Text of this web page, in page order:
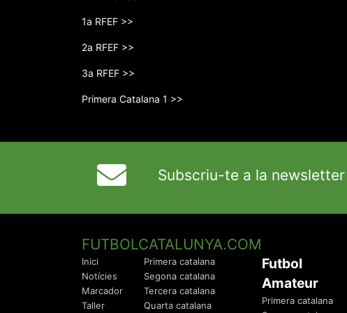
1a RFEF >>
2a RFEF >>
3a RFEF >>
Primera Catalana 1 >>
Subscriu-te a la newsletter
FUTBOLCATALUNYA.COM
Inici
Notícies
Marcador
Taller
Primera catalana
Segona catalana
Tercera catalana
Quarta catalana
Futbol
Amateur
Primera catalana